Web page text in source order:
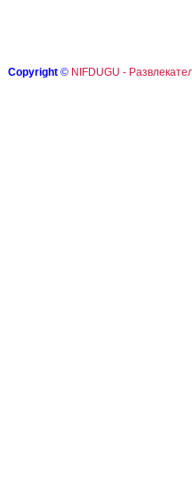
Copyright © NIFDUGU -